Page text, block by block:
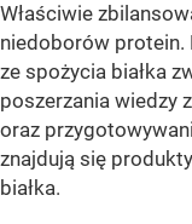
Właściwie
niedoborów protein.
ze spożycia białka
poszerzania wiedzy
oraz
znajdują się
białka.